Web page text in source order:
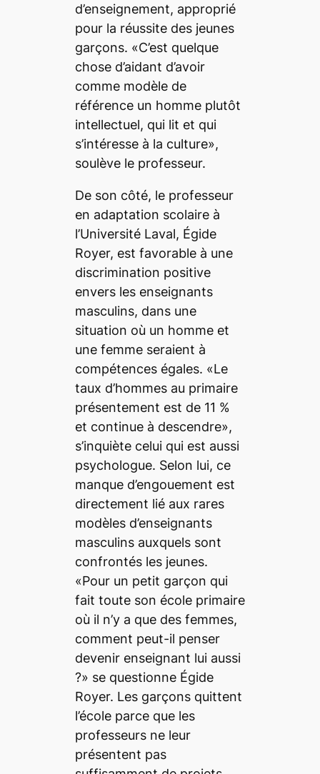
d’enseignement, approprié
pour la réussite des jeunes
garçons. «C’est quelque
chose d’aidant d’avoir
comme modèle de
référence un homme plutôt
intellectuel, qui lit et qui
s’intéresse à la culture»,
soulève le professeur.
De son côté, le professeur
en adaptation scolaire à
l’Université Laval, Égide
Royer, est favorable à une
discrimination positive
envers les enseignants
masculins, dans une
situation où un homme et
une femme seraient à
compétences égales. «Le
taux d’hommes au primaire
présentement est de 11 %
et continue à descendre»,
s’inquiète celui qui est aussi
psychologue. Selon lui, ce
manque d’engouement est
directement lié aux rares
modèles d’enseignants
masculins auxquels sont
confrontés les jeunes.
«Pour un petit garçon qui
fait toute son école primaire
où il n’y a que des femmes,
comment peut-il penser
devenir enseignant lui aussi
?» se questionne Égide
Royer. Les garçons quittent
l’école parce que les
professeurs ne leur
présentent pas